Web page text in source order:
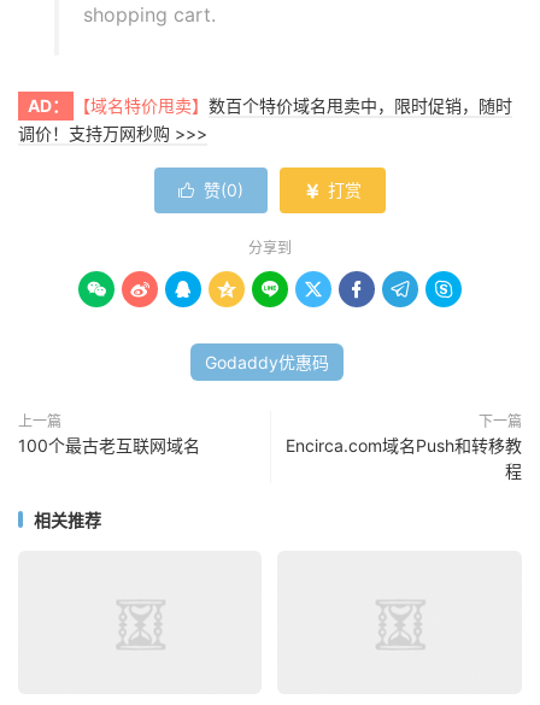
shopping cart.
AD： 【域名特价甩卖】 数百个特价域名甩卖中，限时促销，随时
调价！支持万网秒购 >>>
 赞(0)  打赏
分享到
        
Godaddy优惠码
上一篇
100个最古老互联网域名
下一篇
Encirca.com域名Push和转移教
程
相关推荐